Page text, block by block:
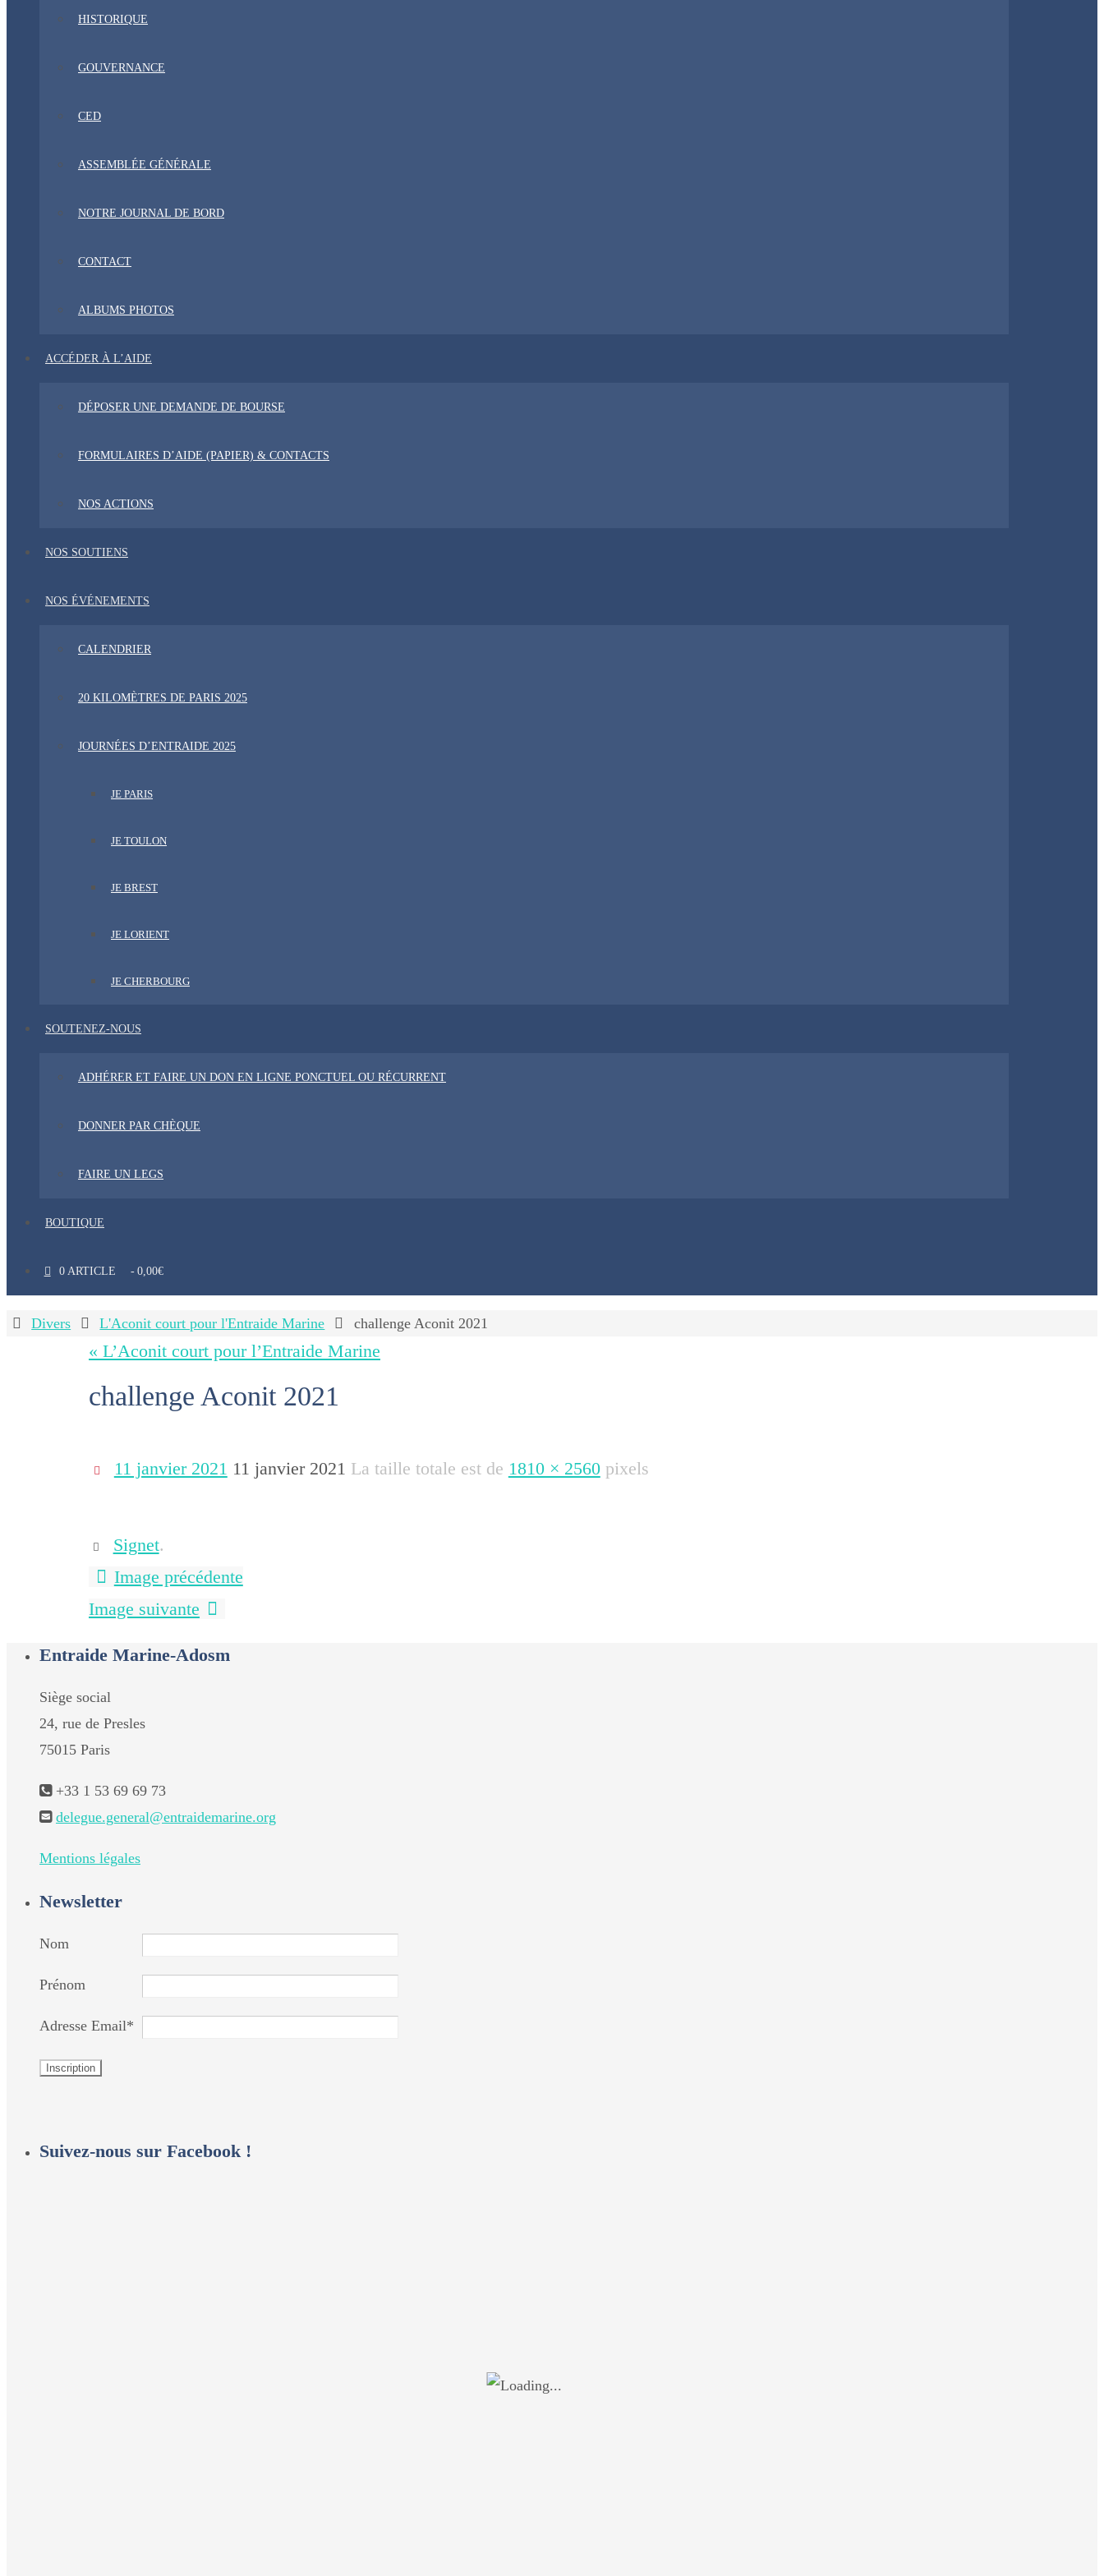
HISTORIQUE
GOUVERNANCE
CED
ASSEMBLÉE GÉNÉRALE
NOTRE JOURNAL DE BORD
CONTACT
ALBUMS PHOTOS
ACCÉDER À L’AIDE
DÉPOSER UNE DEMANDE DE BOURSE
FORMULAIRES D’AIDE (PAPIER) & CONTACTS
NOS ACTIONS
NOS SOUTIENS
NOS ÉVÉNEMENTS
CALENDRIER
20 KILOMÈTRES DE PARIS 2025
JOURNÉES D’ENTRAIDE 2025
JE PARIS
JE TOULON
JE BREST
JE LORIENT
JE CHERBOURG
SOUTENEZ-NOUS
ADHÉRER ET FAIRE UN DON EN LIGNE PONCTUEL OU RÉCURRENT
DONNER PAR CHÈQUE
FAIRE UN LEGS
BOUTIQUE
0 ARTICLE 0,00€
HomeDivers L'Aconit court pour l'Entraide Marine challenge Aconit 2021
« L’Aconit court pour l’Entraide Marine
challenge Aconit 2021
11 janvier 2021 11 janvier 2021 La taille totale est de 1810 × 2560pixels
Signet.
Image précédente
Image suivante
Entraide Marine-Adosm
Siège social
24, rue de Presles
75015 Paris
+33 1 53 69 69 73
delegue.general@entraidemarine.org
Mentions légales
Newsletter
Nom
Prénom
Adresse Email*
Suivez-nous sur Facebook !